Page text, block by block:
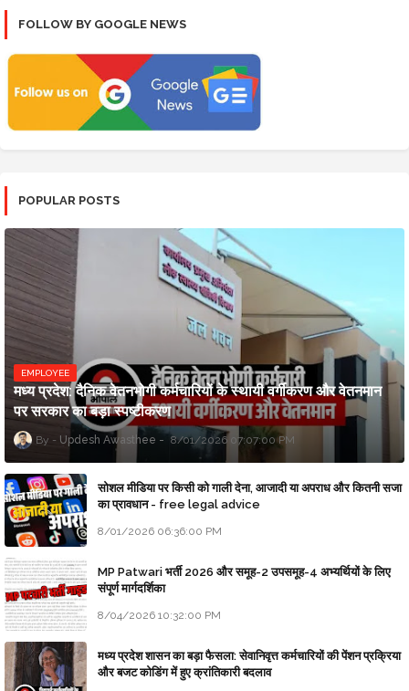
FOLLOW BY GOOGLE NEWS
POPULAR POSTS
EMPLOYEE
मध्य प्रदेश: दैनिक वेतनभोगी कर्मचारियों के स्थायी वर्गीकरण और वेतनमान
पर सरकार का बड़ा स्पष्टीकरण
Updesh Awasthee 8/01/2026 07:07:00 PM
सोशल मीडिया पर किसी को गाली देना, आजादी या अपराध और कितनी सजा
का प्रावधान - free legal advice
8/01/2026 06:36:00 PM
MP Patwari भर्ती 2026 और समूह-2 उपसमूह-4 अभ्यर्थियों के लिए
संपूर्ण मार्गदर्शिका
8/04/2026 10:32:00 PM
मध्य प्रदेश शासन का बड़ा फैसला: सेवानिवृत्त कर्मचारियों की पेंशन प्रक्रिया
और बजट कोडिंग में हुए क्रांतिकारी बदलाव